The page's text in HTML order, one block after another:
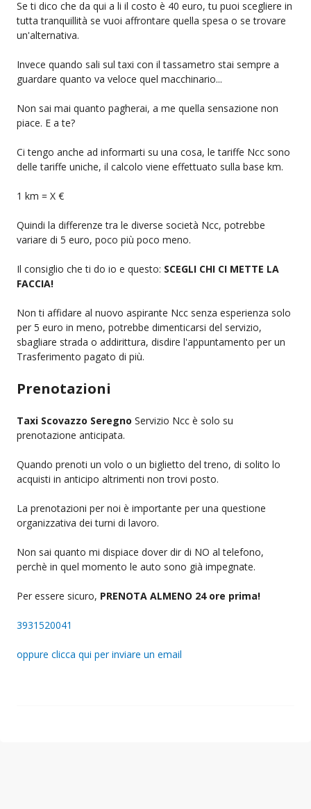
Se ti dico che da qui a li il costo è 40 euro, tu puoi scegliere in
tutta tranquillità se vuoi affrontare quella spesa o se trovare
un'alternativa.
Invece quando sali sul taxi con il tassametro stai sempre a
guardare quanto va veloce quel macchinario...
Non sai mai quanto pagherai, a me quella sensazione non
piace. E a te?
Ci tengo anche ad informarti su una cosa, le tariffe Ncc sono
delle tariffe uniche, il calcolo viene effettuato sulla base km.
1 km = X €
Quindi la differenze tra le diverse società Ncc, potrebbe
variare di 5 euro, poco più poco meno.
Il consiglio che ti do io e questo: SCEGLI CHI CI METTE LA
FACCIA!
Non ti affidare al nuovo aspirante Ncc senza esperienza solo
per 5 euro in meno, potrebbe dimenticarsi del servizio,
sbagliare strada o addirittura, disdire l'appuntamento per un
Trasferimento pagato di più.
Prenotazioni
Taxi Scovazzo Seregno Servizio Ncc è solo su
prenotazione anticipata.
Quando prenoti un volo o un biglietto del treno, di solito lo
acquisti in anticipo altrimenti non trovi posto.
La prenotazioni per noi è importante per una questione
organizzativa dei turni di lavoro.
Non sai quanto mi dispiace dover dir di NO al telefono,
perchè in quel momento le auto sono già impegnate.
Per essere sicuro, PRENOTA ALMENO 24 ore prima!
3931520041
oppure clicca qui per inviare un email